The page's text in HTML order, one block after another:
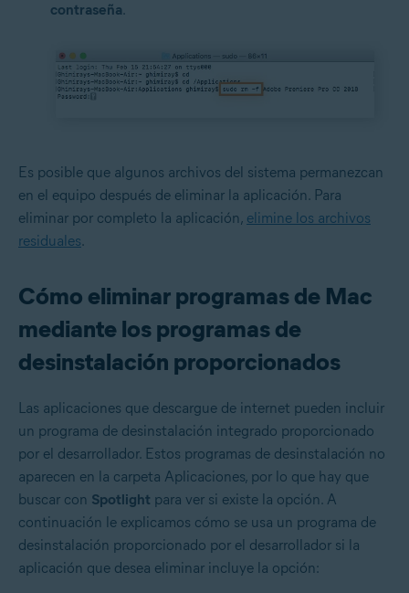
contraseña.
Es posible que algunos archivos del sistema permanezcan
en el equipo después de eliminar la aplicación. Para
eliminar por completo la aplicación, elimine los archivos
residuales.
Cómo eliminar programas de Mac
mediante los programas de
desinstalación proporcionados
Las aplicaciones que descargue de internet pueden incluir
un programa de desinstalación integrado proporcionado
por el desarrollador. Estos programas de desinstalación no
aparecen en la carpeta Aplicaciones, por lo que hay que
buscar con Spotlight para ver si existe la opción. A
continuación le explicamos cómo se usa un programa de
desinstalación proporcionado por el desarrollador si la
aplicación que desea eliminar incluye la opción: